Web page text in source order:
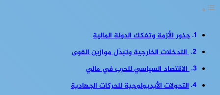
جذور الأزمة وتفكك الدولة المالية
التدخلات الخارجية وتبدّل موازين القوى
الاقتصاد السياسي للحرب في مالي
التحولات الأيديولوجية للحركات الجهادية